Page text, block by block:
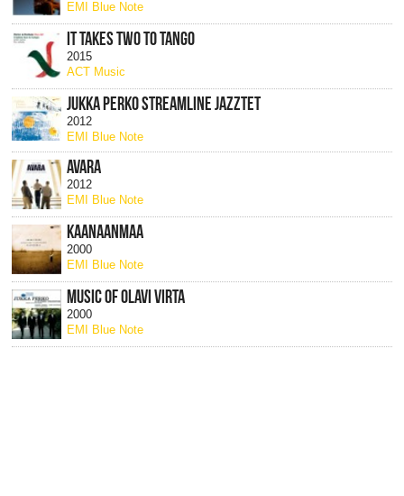
EMI Blue Note
IT TAKES TWO TO TANGO
2015
ACT Music
JUKKA PERKO STREAMLINE JAZZTET
2012
EMI Blue Note
AVARA
2012
EMI Blue Note
KAANAANMAA
2000
EMI Blue Note
MUSIC OF OLAVI VIRTA
2000
EMI Blue Note